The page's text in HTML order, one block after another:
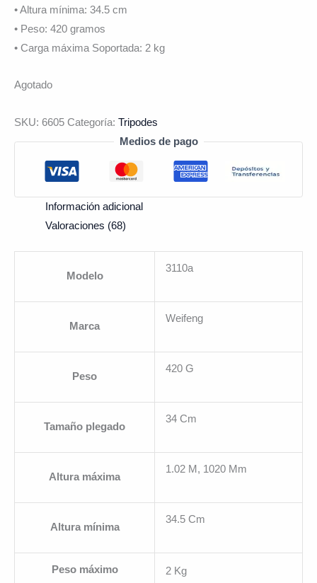
• Altura mínima: 34.5 cm
• Peso: 420 gramos
• Carga máxima Soportada: 2 kg
Agotado
SKU: 6605 Categoría: Tripodes
Medios de pago
Información adicional
Valoraciones (68)
Modelo
3110a
Marca
Weifeng
Peso
420 G
Tamaño plegado
34 Cm
Altura máxima
1.02 M, 1020 Mm
Altura mínima
34.5 Cm
Peso máximo
2 Kg